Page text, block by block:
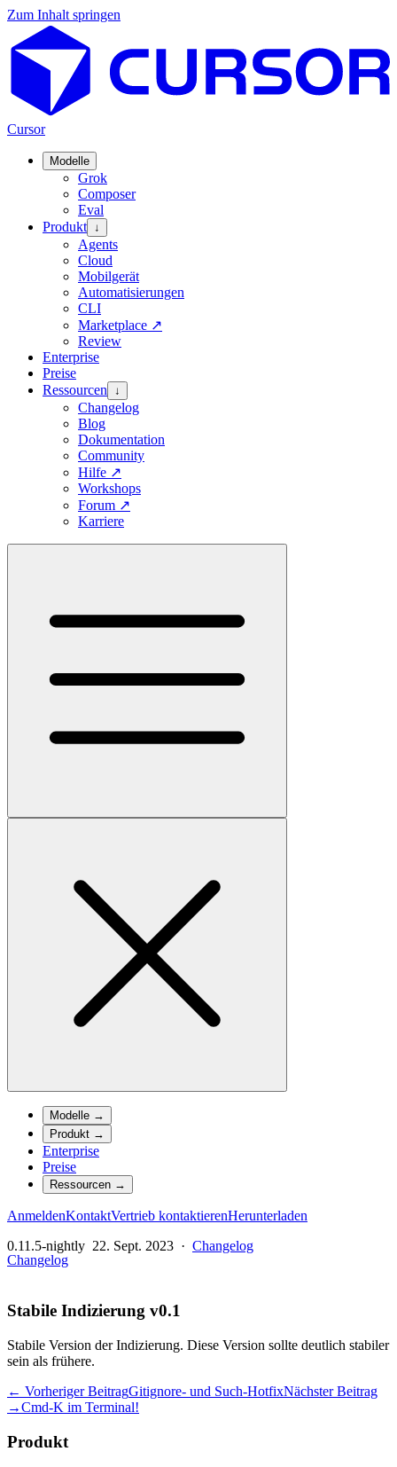
Zum Inhalt springen
Cursor
Modelle
Grok
Composer
Eval
Produkt ↓
Agents
Cloud
Mobilgerät
Automatisierungen
CLI
Marketplace ↗
Review
Enterprise
Preise
Ressourcen
↓
Changelog
Blog
Dokumentation
Community
Hilfe ↗
Workshops
Forum ↗
Karriere
Modelle →
Produkt →
Enterprise
Preise
Ressourcen →
AnmeldenKontaktVertrieb kontaktierenHerunterladen
0.11.5-nightly 22. Sept. 2023 · Changelog
Changelog
Stabile Indizierung v0.1
Stabile Version der Indizierung. Diese Version sollte deutlich stabiler
sein als frühere.
← Vorheriger BeitragGitignore- und Such-HotfixNächster Beitrag
→Cmd-K im Terminal!
Produkt